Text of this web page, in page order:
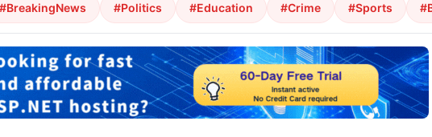
#BreakingNews #Politics #Education #Crime #Sports